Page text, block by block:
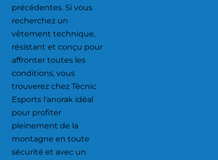
précédentes. Si vous
recherchez un
vêtement technique,
résistant et conçu pour
affronter toutes les
conditions, vous
trouverez chez Tècnic
Esports l'anorak idéal
pour profiter
pleinement de la
montagne en toute
sécurité et avec un